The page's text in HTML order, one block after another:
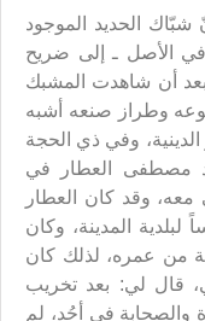
شبّاك الحديد الموجود
الأصل ـ إلى ضريح
أن شاهدت المشبك
وطراز صنعه أشبه
الدينية، وفي ذي الحجة
السيد مصطفى العطار في
وقد كان العطار
ـ 1368هـ) رئيساً لبلدية المدينة، وكان
تردّد الإيرانيين طوال 85 سنة من عمره، لذلك كان
قال لي: بعد تخريب
والصحابة في أحُد، لم